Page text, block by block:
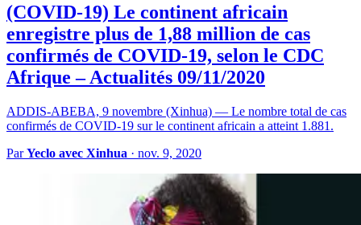
(COVID-19) Le continent africain
enregistre plus de 1,88 million de cas
confirmés de COVID-19, selon le CDC
Afrique – Actualités 09/11/2020
ADDIS-ABEBA, 9 novembre (Xinhua) — Le nombre total de cas
confirmés de COVID-19 sur le continent africain a atteint 1.881.
ParYeclo avec Xinhua · nov. 9, 2020